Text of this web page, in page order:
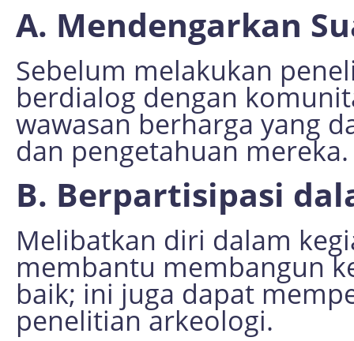
A. Mendengarkan
Sebelum melakukan
berdialog dengan
wawasan berharga yang
dan pengetahuan mereka.
B. Berpartisipasi
Melibatkan diri dalam
membantu membangun
baik; ini juga dapat
penelitian arkeologi.